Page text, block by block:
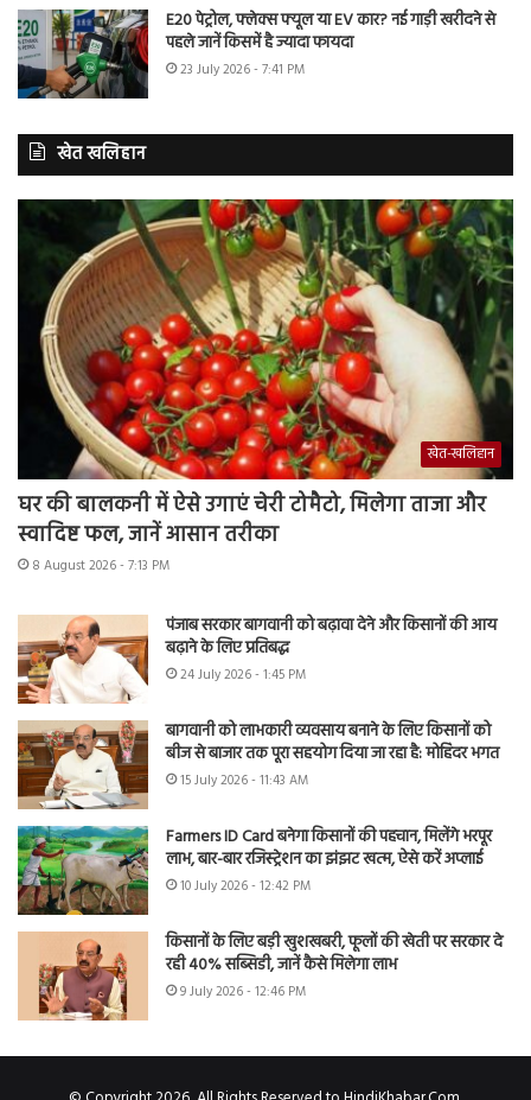
E20 पेट्रोल, फ्लेक्स फ्यूल या EV कार? नई गाड़ी खरीदने से
पहले जानें किसमें है ज्यादा फायदा
23 July 2026 - 7:41 PM
खेत खलिहान
खेत-खलिहान
घर की बालकनी में ऐसे उगाएं चेरी टोमैटो, मिलेगा ताजा और
स्वादिष्ट फल, जानें आसान तरीका
8 August 2026 - 7:13 PM
पंजाब सरकार बागवानी को बढ़ावा देने और किसानों की आय
बढ़ाने के लिए प्रतिबद्ध
24 July 2026 - 1:45 PM
बागवानी को लाभकारी व्यवसाय बनाने के लिए किसानों को
बीज से बाजार तक पूरा सहयोग दिया जा रहा है: मोहिंदर भगत
15 July 2026 - 11:43 AM
Farmers ID Card बनेगा किसानों की पहचान, मिलेंगे भरपूर
लाभ, बार-बार रजिस्ट्रेशन का झंझट खत्म, ऐसे करें अप्लाई
10 July 2026 - 12:42 PM
किसानों के लिए बड़ी खुशखबरी, फूलों की खेती पर सरकार दे
रही 40% सब्सिडी, जानें कैसे मिलेगा लाभ
9 July 2026 - 12:46 PM